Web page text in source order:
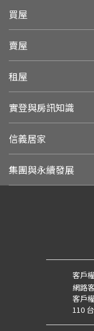
買屋
賣屋
租屋
實登與房訊知識
信義居家
集團與永續發展
客戶
網路
客戶
110